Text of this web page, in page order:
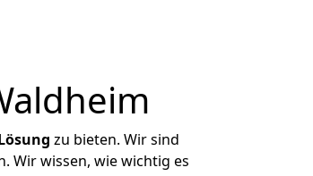
zu bieten. Wir sind
Wir wissen, wie wichtig es